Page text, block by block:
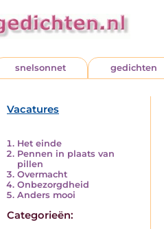
snelsonnet gedichten
Vacatures
Het einde
Pennen in plaats van
pillen
Overmacht
Onbezorgdheid
Anders mooi
Categorieën: